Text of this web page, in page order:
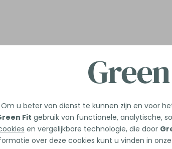
Om u beter van dienst te kunnen zijn en voor
Fit gebruik van functionele, analytische,
en vergelijkbare technologie, die door
over deze cookies kunt u vinden in onze